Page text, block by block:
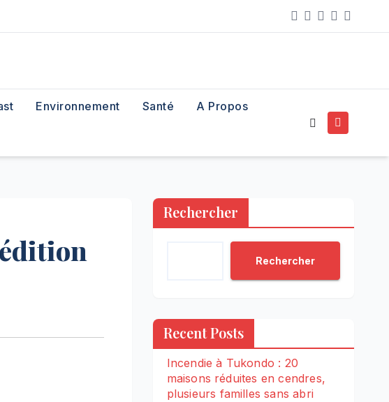
Environnement Santé A Propos
Rechercher
Rechercher
Recent Posts
Incendie à Tukondo : 20
maisons réduites en cendres,
plusieurs familles sans abri